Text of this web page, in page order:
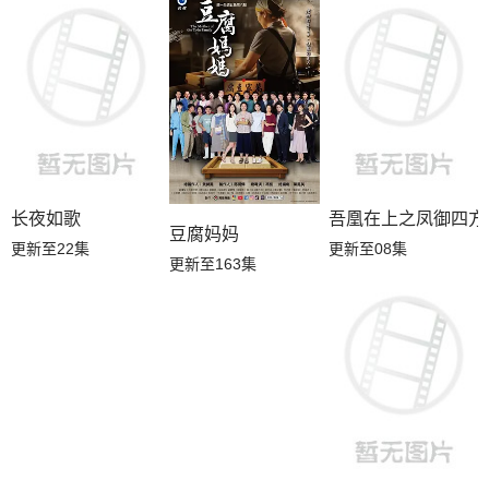
长夜如歌
更新至22集
豆腐妈妈
更新至163集
吾凰在上之凤御四方
更新至08集